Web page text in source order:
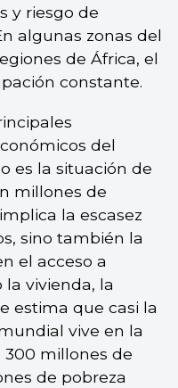
y riesgo de
algunas zonas del
de África, el
constante.
del
es la situación de
millones de
la escasez
sino también la
el acceso a
la vivienda, la
estima que casi la
vive en la
300 millones de
de pobreza